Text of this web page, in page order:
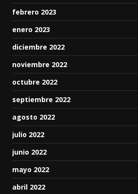
febrero 2023
enero 2023
diciembre 2022
noviembre 2022
octubre 2022
septiembre 2022
agosto 2022
julio 2022
junio 2022
mayo 2022
abril 2022